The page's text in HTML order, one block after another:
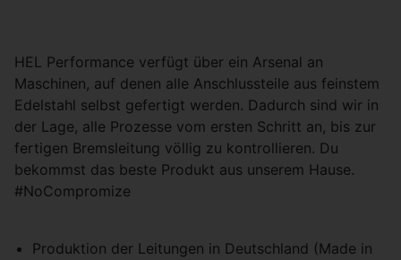
HEL Performance verfügt über ein Arsenal an
Maschinen, auf denen alle Anschlussteile aus feinstem
Edelstahl selbst gefertigt werden. Dadurch sind wir in
der Lage, alle Prozesse vom ersten Schritt an, bis zur
fertigen Bremsleitung völlig zu kontrollieren. Du
bekommst das beste Produkt aus unserem Hause.
#NoCompromize
Produktion der Leitungen in Deutschland (Made in